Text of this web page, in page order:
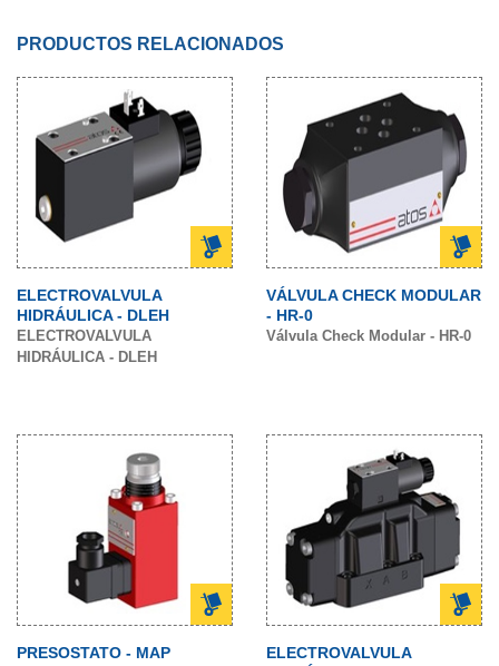
PRODUCTOS RELACIONADOS
ELECTROVALVULA
HIDRÁULICA - DLEH
ELECTROVALVULA
HIDRÁULICA - DLEH
VÁLVULA CHECK MODULAR
- HR-0
Válvula Check Modular - HR-0
PRESOSTATO - MAP
ELECTROVALVULA